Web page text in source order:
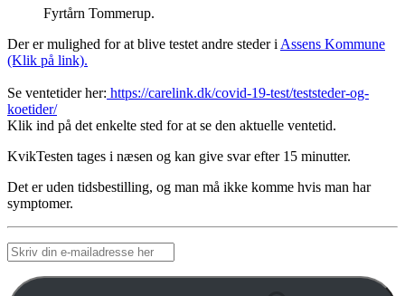
Fyrtårn Tommerup.
Der er mulighed for at blive testet andre steder i Assens Kommune
(Klik på link).
Se ventetider her: https://carelink.dk/covid-19-test/teststeder-og-
koetider/
Klik ind på det enkelte sted for at se den aktuelle ventetid.
KvikTesten tages i næsen og kan give svar efter 15 minutter.
Det er uden tidsbestilling, og man må ikke komme hvis man har
symptomer.